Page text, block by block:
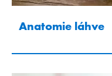
Anatomie láhve